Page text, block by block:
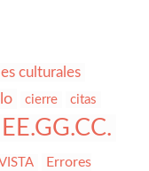
culturales
cierre citas
EE.GG.CC.
Errores